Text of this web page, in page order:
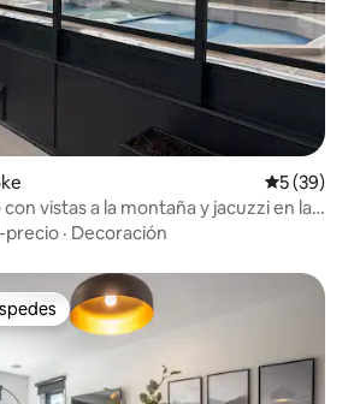
5 (39)
vistas a la montaña y jacuzzi en la
precio · Decoración